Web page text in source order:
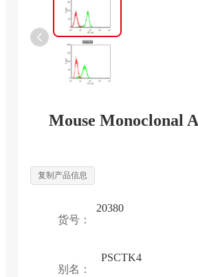
Mouse Monoclonal
复制产品信息
货号：
20380
别名：
PSCTK4